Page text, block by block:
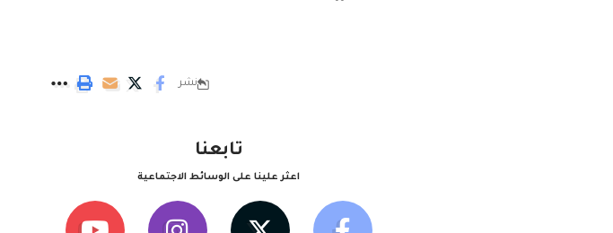
نشر
تابعنا
اعثر علينا على الوسائط الاجتماعية